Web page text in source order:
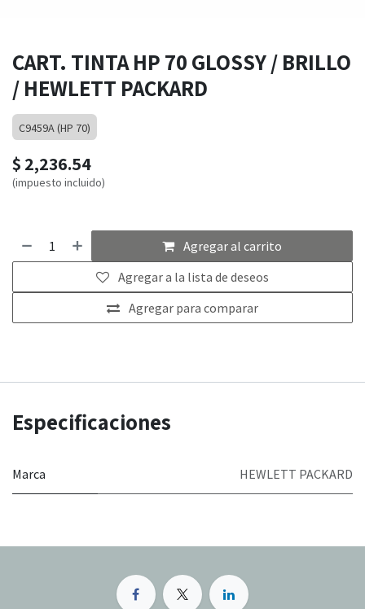
CART. TINTA HP 70 GLOSSY / BRILLO
/ HEWLETT PACKARD
C9459A (HP 70)
$ 2,236.54
(impuesto incluido)
Agregar al carrito
Agregar para comparar
Agregar a la lista de deseos
Especificaciones
Marca HEWLETT PACKARD